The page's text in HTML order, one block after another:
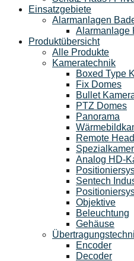
Einsatzgebiete
Alarmanlagen
Alarmanlage
Produktübersicht
Alle Produkte
Kameratechnik
Boxed Type
Fix Domes
Bullet
PTZ Domes
Panorama
Remote
Analog HD-
Sentech
Objektive
Beleuchtung
Gehäuse
Encoder
Decoder